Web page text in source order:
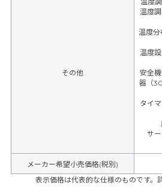
その他
温度
温度
温度
安全
器（
タイ
サ
メーカー希望小売価格(税別)
表示価格は代表的な仕様のものです。